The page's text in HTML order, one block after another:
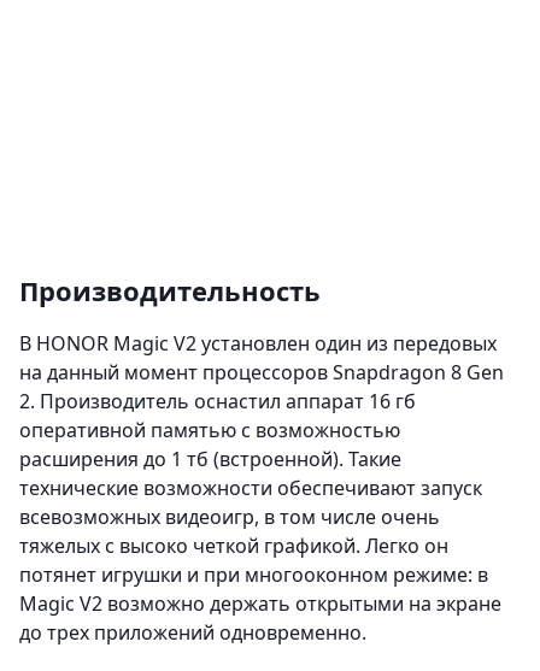
Производительность
В HONOR Magic V2 установлен один из передовых
на данный момент процессоров Snapdragon 8 Gen
2. Производитель оснастил аппарат 16 гб
оперативной памятью с возможностью
расширения до 1 тб (встроенной). Такие
технические возможности обеспечивают запуск
всевозможных видеоигр, в том числе очень
тяжелых с высоко четкой графикой. Легко он
потянет игрушки и при многооконном режиме: в
Magic V2 возможно держать открытыми на экране
до трех приложений одновременно.